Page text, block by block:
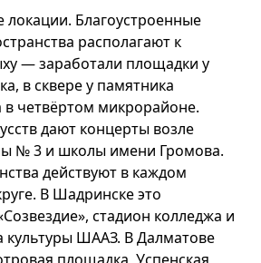
Благоустроенные
располагают к
— заработали площадки у
в сквере у памятника
в четвёртом микрорайоне.
дают концерты возле
№ 3 и школы имени Громова.
действуют в каждом
В Шадринске это
стадион колледжа и
культуры ШААЗ. В Далматове
площадка, Успенская